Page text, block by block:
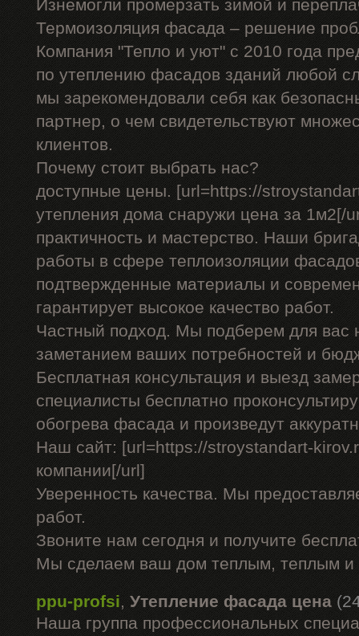
Изнемогли промерзать зимой и
Термоизоляция фасада – решение
Компания "Тепло и уют" с 2010 года
по утеплению фасадов зданий любой
мы зарекомендовали себя как
партнер, о чем свидетельствуют
клиентов.
Почему стоит выбрать нас?
доступные цены. [url=https://
утепления дома снаружи цена за 1м2[/
практичность и мастерство. Наши
работы в сфере теплоизоляции
подтвержденные материалы и
гарантирует высокое качество работ.
Частный подход. Мы подберем для вас
заметанием ваших потребностей и
Бесплатная консультация и выезд
специалисты бесплатно
обогрева фасада и произведут
Наш сайт: [url=https://stroystandart-
компании[/url]
Уверенность качества. Мы
работ.
Звоните нам сегодня и получите
Мы сделаем ваш дом теплым, теплым и
ppu-profsi, Утепление фасада цена
Наша группа профессиональных